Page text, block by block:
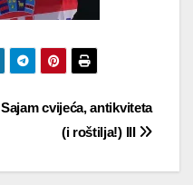
Sajam cvijeća, antikviteta
(i roštilja!) III